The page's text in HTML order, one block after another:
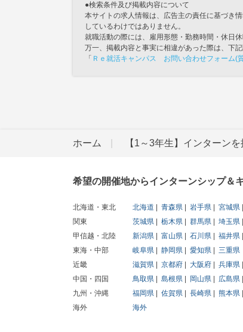
●検索条件及び掲載内容について
本サイトの求人情報は、広告主の責任に基づき
しているわけではありません。
就職活動の際には、雇用形態・勤務時間・休日
万一、掲載内容と事実に相違があった際は、下
「 Ｒｅ就活キャンパス お問い合わせフォーム(
ホーム 【1～3年生】インターンを
希望の開催地からインターンシップ＆
北海道・東北 北海道 青森県 岩手県 宮城県
関東
茨城県 栃木県 群馬県 埼玉県
甲信越・北陸
新潟県 富山県 石川県 福井県
東海・中部
岐阜県 静岡県 愛知県
三重県
近畿
滋賀県 京都府 大阪府 兵庫県
中国・四国
鳥取県 島根県 岡山県 広島県
九州・沖縄
福岡県 佐賀県 長崎県 熊本県
海外
海外